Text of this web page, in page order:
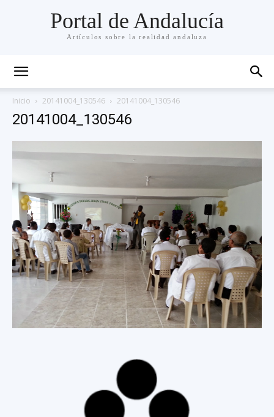
Portal de Andalucía
Artículos sobre la realidad andaluza
Inicio 20141004_130546 20141004_130546
20141004_130546